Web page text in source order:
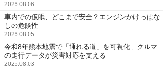
2026.08.06
車内での仮眠、どこまで安全？エンジンかけっぱな
しの危険性
2026.08.05
令和8年熊本地震で「通れる道」を可視化、クルマ
の走行データが災害対応を支える
2026.08.03